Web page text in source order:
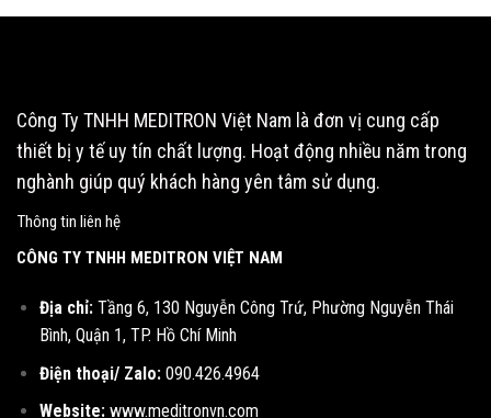
Công Ty TNHH MEDITRON Việt Nam là đơn vị cung cấp
thiết bị y tế uy tín chất lượng. Hoạt động nhiều năm trong
nghành giúp quý khách hàng yên tâm sử dụng.
Thông tin liên hệ
CÔNG TY TNHH MEDITRON VIỆT NAM
Địa chỉ: Tầng 6, 130 Nguyễn Công Trứ, Phường Nguyễn Thái
Bình, Quận 1, TP. Hồ Chí Minh
Điện thoại/ Zalo: 090.426.4964
Website: www.meditronvn.com